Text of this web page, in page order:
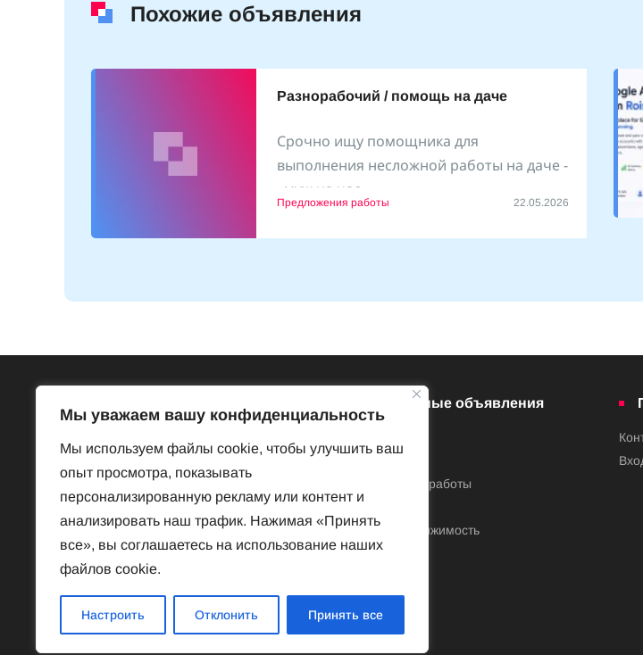
Мы уважаем вашу конфиденциальность
Мы используем файлы cookie, чтобы улучшить ваш
опыт просмотра, показывать
персонализированную рекламу или контент и
анализировать наш трафик. Нажимая «Принять
все», вы соглашаетесь на использование наших
файлов cookie.
Настроить Отклонить Принять все
Похожие объявления
Разнорабочий / помощь на даче
Срочно ищу помощника для
выполнения несложной работы на даче -
«муж на час»
Предложения работы 22.05.2026
Законы и порядки
Нравы и обычаи
История
Наука
Культура
Спорт
Знаменитые австрийцы
Соотечественники в Австрии
Бесплатные объявления
Предложения работы
Частная недвижимость